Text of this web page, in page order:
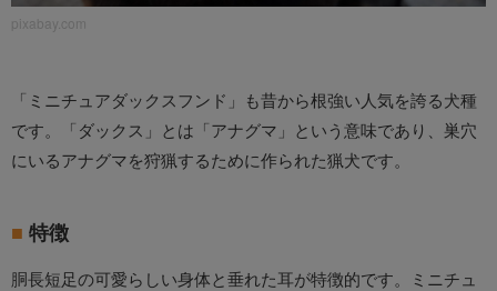
pixabay.com
「ミニチュアダックスフンド」も昔から根強い人気を誇る犬種
です。「ダックス」とは「アナグマ」という意味であり、巣穴
にいるアナグマを狩猟するために作られた猟犬です。
特徴
胴長短足の可愛らしい身体と垂れた耳が特徴的です。ミニチュ